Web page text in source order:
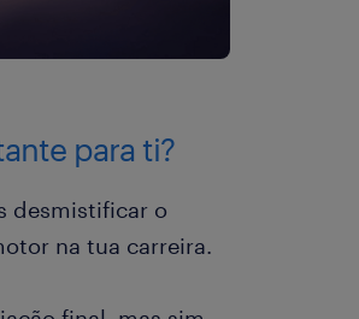
para ti?
desmistificar o
na tua carreira.